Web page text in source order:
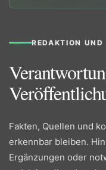
REDAKTION UND
Fakten, Quellen und
erkennbar bleiben.
Ergänzungen oder